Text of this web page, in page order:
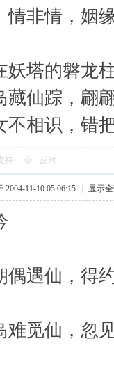
情非情，姻
妖塔的磐龙
藏仙踪，翩
不相识，错
持 反对
2004-11-10 05:06:15 显示
偶遇仙，得
难觅仙，忽